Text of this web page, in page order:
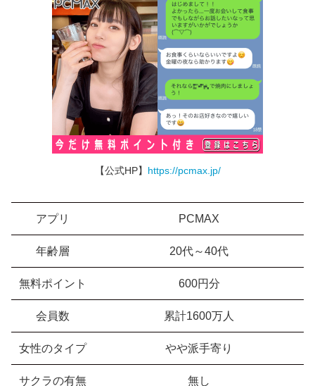
【公式HP】 https://pcmax.jp/
アプリ PCMAX
年齢層 20代～40代
無料ポイント 600円分
会員数 累計1600万人
女性のタイプ やや派手寄り
サクラの有無 無し